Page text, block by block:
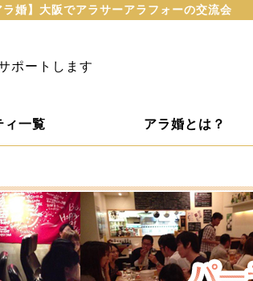
婚】大阪でアラサーアラフォーの交流会
ポートします
ィ一覧 アラ婚とは？